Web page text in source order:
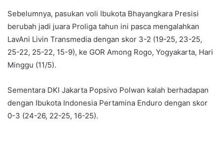
Sebelumnya, pasukan voli Ibukota Bhayangkara Presisi
berubah jadi juara Proliga tahun ini pasca mengalahkan
LavAni Livin Transmedia dengan skor 3-2 (19-25, 23-25,
25-22, 25-22, 15-9), ke GOR Among Rogo, Yogyakarta, Hari
Minggu (11/5).
Sementara DKI Jakarta Popsivo Polwan kalah berhadapan
dengan Ibukota Indonesia Pertamina Enduro dengan skor
0-3 (24-26, 22-25, 16-25).